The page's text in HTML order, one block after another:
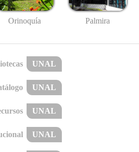
Orinoquía Palmira
UNAL
UNAL
UNAL
UNAL